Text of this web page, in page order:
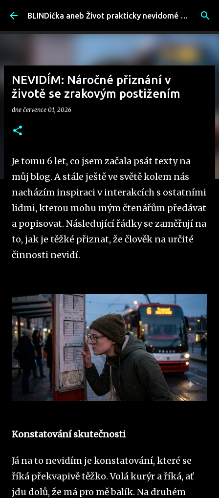
Přeskočit na hlavní obsah BLINDička aneb Život prakticky nevidomé ženy
NEVIDÍM: Náročné přiznání v
životě se zrakovým postižením
dne července 01, 2026
Je tomu 6 let, co jsem začala psát texty na
můj blog. A stále ještě ve světě kolem nás
nacházím inspiraci v interakcích s ostatními
lidmi, kterou mohu mým čtenářům předávat
a popisovat. Následující řádky se zaměřují na
to, jak je těžké přiznat, že člověk na určité
činnosti nevidí.
Konstatování skutečnosti
Já na to nevidím je konstatování, které se
říká překvapivě těžko. Volá kurýr a říká, ať
jdu dolů, že má pro mě balík. Na druhém